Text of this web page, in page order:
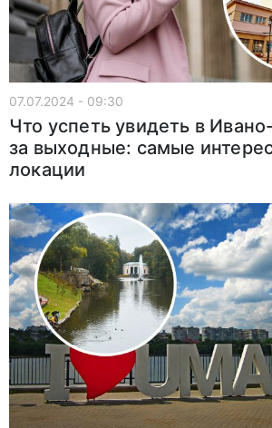
07.07.2024 - 09:30
Что успеть увидеть в
за выходные: самые
локации